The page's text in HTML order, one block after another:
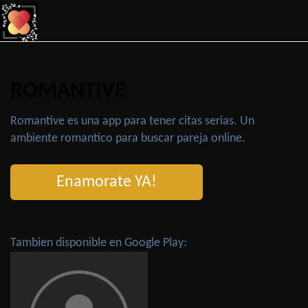
Romantive es una app para tener citas serias. Un
ambiente romantico para buscar pareja online.
Enamorate YA!
Tambien disponible en Google Play: